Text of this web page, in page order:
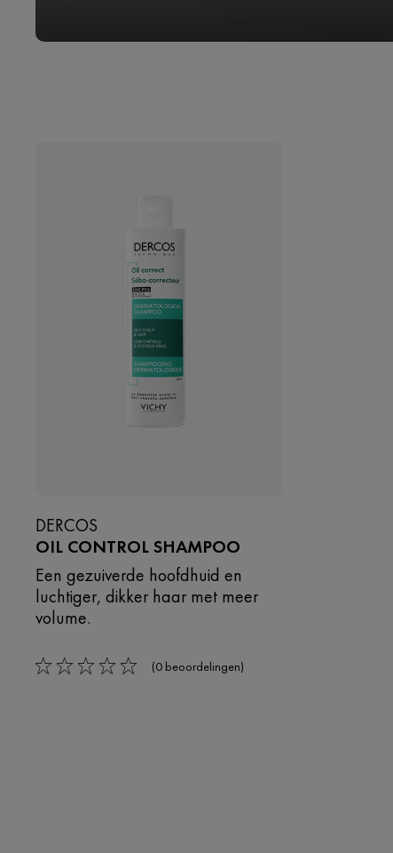
DERCOS
OIL CONTROL SHAMPOO
Een gezuiverde hoofdhuid en
luchtiger, dikker haar met meer
volume.
0/5 (0 beoordelingen)